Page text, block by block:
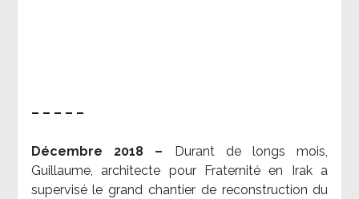
– – – – –
Décembre 2018 –
Durant de longs mois,
Guillaume, architecte pour Fraternité en Irak a
supervisé le grand chantier de reconstruction du